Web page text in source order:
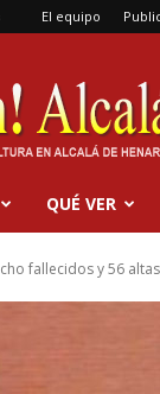
El equipo
QUÉ VER
fallecidos y 56